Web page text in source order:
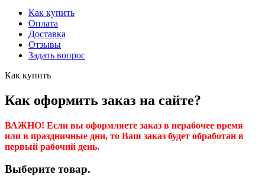
Как купить
Оплата
Доставка
Отзывы
Задать вопрос
Как купить
Как оформить заказ на сайте?
ВАЖНО! Если вы оформляете заказ в нерабочее время
или в праздничные дни, то Ваш заказ будет обработан в
первый рабочий день.
Выберите товар.